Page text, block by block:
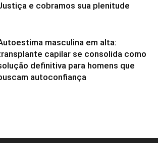
e cobramos sua plenitude
masculina em alta:
capilar se consolida como
definitiva para homens que
autoconfiança